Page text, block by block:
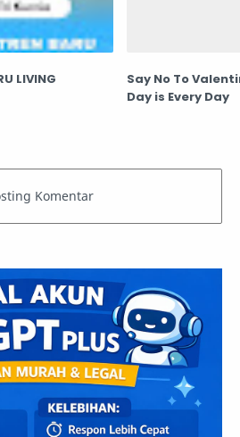
LIVING
Say No To
Day is Every Day